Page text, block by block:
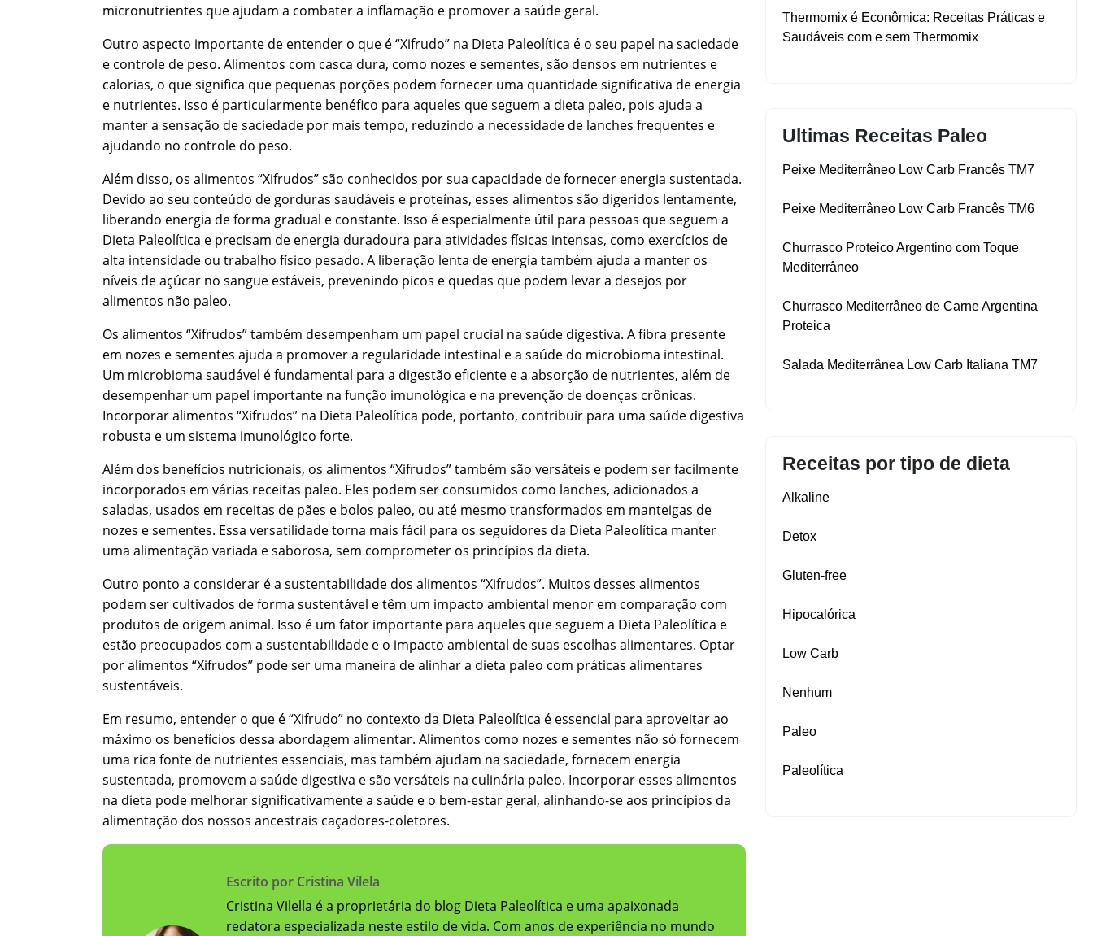
micronutrientes que ajudam a combater a inflamação e promover a saúde geral.
Outro aspecto importante de entender o que é “Xifrudo” na Dieta Paleolítica é o seu papel na saciedade
e controle de peso. Alimentos com casca dura, como nozes e sementes, são densos em nutrientes e
calorias, o que significa que pequenas porções podem fornecer uma quantidade significativa de energia
e nutrientes. Isso é particularmente benéfico para aqueles que seguem a dieta paleo, pois ajuda a
manter a sensação de saciedade por mais tempo, reduzindo a necessidade de lanches frequentes e
ajudando no controle do peso.
Além disso, os alimentos “Xifrudos” são conhecidos por sua capacidade de fornecer energia sustentada.
Devido ao seu conteúdo de gorduras saudáveis e proteínas, esses alimentos são digeridos lentamente,
liberando energia de forma gradual e constante. Isso é especialmente útil para pessoas que seguem a
Dieta Paleolítica e precisam de energia duradoura para atividades físicas intensas, como exercícios de
alta intensidade ou trabalho físico pesado. A liberação lenta de energia também ajuda a manter os
níveis de açúcar no sangue estáveis, prevenindo picos e quedas que podem levar a desejos por
alimentos não paleo.
Os alimentos “Xifrudos” também desempenham um papel crucial na saúde digestiva. A fibra presente
em nozes e sementes ajuda a promover a regularidade intestinal e a saúde do microbioma intestinal.
Um microbioma saudável é fundamental para a digestão eficiente e a absorção de nutrientes, além de
desempenhar um papel importante na função imunológica e na prevenção de doenças crônicas.
Incorporar alimentos “Xifrudos” na Dieta Paleolítica pode, portanto, contribuir para uma saúde digestiva
robusta e um sistema imunológico forte.
Além dos benefícios nutricionais, os alimentos “Xifrudos” também são versáteis e podem ser facilmente
incorporados em várias receitas paleo. Eles podem ser consumidos como lanches, adicionados a
saladas, usados em receitas de pães e bolos paleo, ou até mesmo transformados em manteigas de
nozes e sementes. Essa versatilidade torna mais fácil para os seguidores da Dieta Paleolítica manter
uma alimentação variada e saborosa, sem comprometer os princípios da dieta.
Outro ponto a considerar é a sustentabilidade dos alimentos “Xifrudos”. Muitos desses alimentos
podem ser cultivados de forma sustentável e têm um impacto ambiental menor em comparação com
produtos de origem animal. Isso é um fator importante para aqueles que seguem a Dieta Paleolítica e
estão preocupados com a sustentabilidade e o impacto ambiental de suas escolhas alimentares. Optar
por alimentos “Xifrudos” pode ser uma maneira de alinhar a dieta paleo com práticas alimentares
sustentáveis.
Em resumo, entender o que é “Xifrudo” no contexto da Dieta Paleolítica é essencial para aproveitar ao
máximo os benefícios dessa abordagem alimentar. Alimentos como nozes e sementes não só fornecem
uma rica fonte de nutrientes essenciais, mas também ajudam na saciedade, fornecem energia
sustentada, promovem a saúde digestiva e são versáteis na culinária paleo. Incorporar esses alimentos
na dieta pode melhorar significativamente a saúde e o bem-estar geral, alinhando-se aos princípios da
alimentação dos nossos ancestrais caçadores-coletores.
Escrito por Cristina Vilela
Cristina Vilella é a proprietária do blog Dieta Paleolítica e uma apaixonada
redatora especializada neste estilo de vida. Com anos de experiência no mundo
Thermomix é Econômica: Receitas Práticas e
Saudáveis com e sem Thermomix
Ultimas Receitas Paleo
Peixe Mediterrâneo Low Carb Francês TM7
Peixe Mediterrâneo Low Carb Francês TM6
Churrasco Proteico Argentino com Toque
Mediterrâneo
Churrasco Mediterrâneo de Carne Argentina
Proteica
Salada Mediterrânea Low Carb Italiana TM7
Receitas por tipo de dieta
Alkaline
Detox
Gluten‑free
Hipocalórica
Low Carb
Nenhum
Paleo
Paleolítica